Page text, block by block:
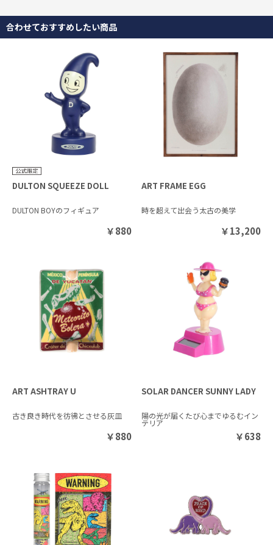
合わせておすすめしたい商品
DULTON SQUEEZE DOLL
DULTON BOYのフィギュア
￥880
ART FRAME EGG
時を超えて出会う太古の美学
￥13,200
ART ASHTRAY U
古き良き時代を彷彿とさせる灰皿
￥880
SOLAR DANCER SUNNY LADY
陽の光が届くたび心までゆるむイン
テリア
￥638